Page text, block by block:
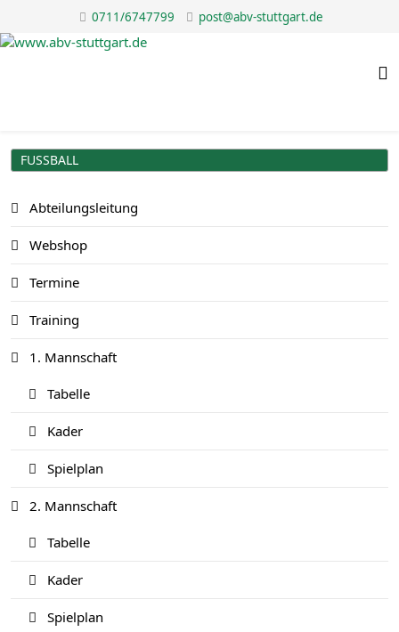
0711/6747799 post@abv-stuttgart.de
FUSSBALL
Abteilungsleitung
Webshop
Termine
Training
1. Mannschaft
Tabelle
Kader
Spielplan
2. Mannschaft
Tabelle
Kader
Spielplan